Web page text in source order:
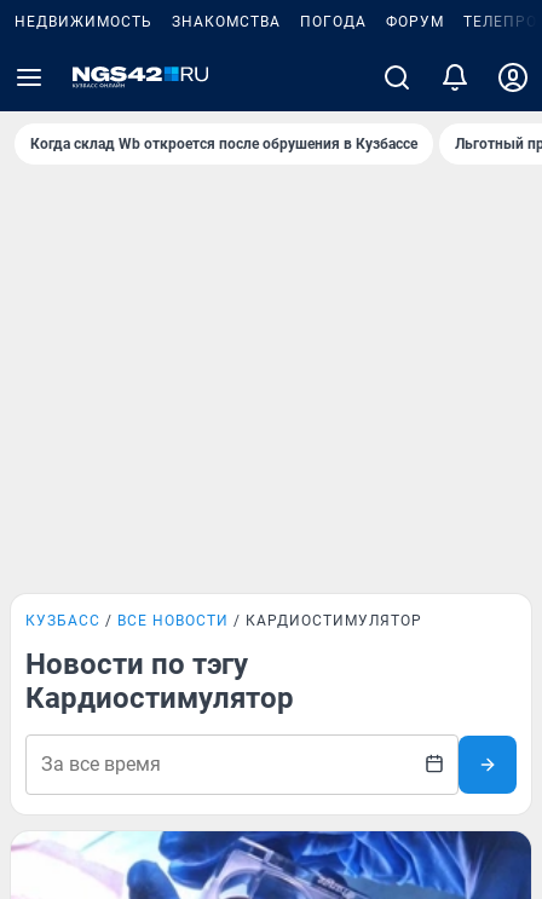
НЕДВИЖИМОСТЬ ЗНАКОМСТВА ПОГОДА ФОРУМ
Когда склад Wb откроется после обрушения в Кузбассе Льготный
КУЗБАСС ВСЕ НОВОСТИ КАРДИОСТИМУЛЯТОР
Новости по тэгу
Кардиостимулятор